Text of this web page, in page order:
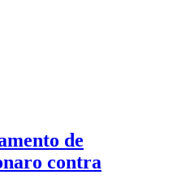
de
contra